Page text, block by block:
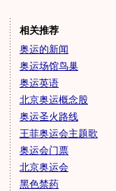
相关推荐
奥运的新闻
奥运场馆鸟巢
奥运英语
北京奥运概念股
奥运圣火路线
王菲奥运会主题歌
奥运会门票
北京奥运会
黑色禁药